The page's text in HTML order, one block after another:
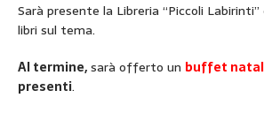
Sarà presente la Libreria “Piccoli
libri sul tema.
Al termine,sarà offerto un buffet
presenti.